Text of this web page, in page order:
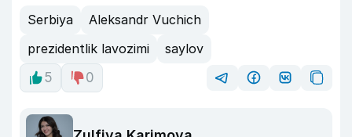
Serbiya
Aleksandr Vuchich
prezidentlik lavozimi
saylov
5
0